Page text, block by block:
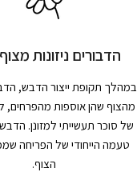
הדבורים ניזונות
במהלך תקופת ייצור הדבש,
מהצוף שהן אוספות מהפרחים,
של סוכר תעשייתי למזונן.
טעמה הייחודי של הפריחה
הצוף.